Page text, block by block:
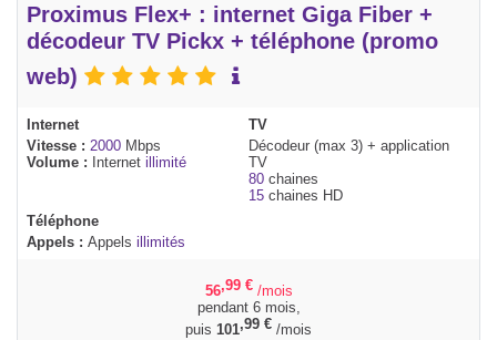
Proximus Flex+ : internet Giga Fiber +
décodeur TV Pickx + téléphone (promo
web)
Internet
Vitesse : 2000 Mbps
Volume : Internet illimité
TV
Décodeur (max 3) + application
TV
80 chaines
15 chaines HD
Téléphone
Appels : Appels illimités
56,99 € /mois
pendant 6 mois,
puis 101,99 € /mois